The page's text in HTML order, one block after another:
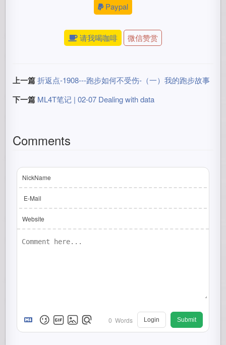
Paypal
请我喝咖啡 微信赞赏
上一篇 折返点-1908---跑步如何不受伤-（一）我的跑步故事
下一篇 ML4T笔记 | 02-07 Dealing with data
Comments
NickName
E-Mail
Website
0 Words Login Submit